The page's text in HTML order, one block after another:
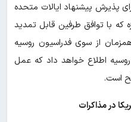
پذیرش پیشنهاد ایالات متحده
برقراری آتش‌بس موقت ۳۰ روزه که با توافق طرفین قابل تمدید
از سوی فدراسیون روسیه
اطلاع خواهد داد که عمل
است.
در مذاکرات